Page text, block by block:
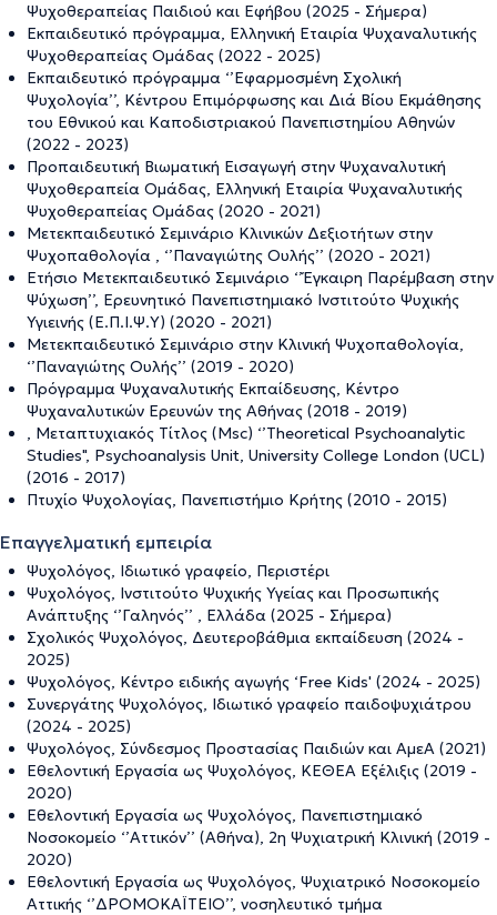
Ψυχοθεραπείας Παιδιού και Εφήβου (2025 - Σήμερα)
Εκπαιδευτικό πρόγραμμα, Ελληνική Εταιρία Ψυχαναλυτικής
Ψυχοθεραπείας Ομάδας (2022 - 2025)
Εκπαιδευτικό πρόγραμμα ‘’Εφαρμοσμένη Σχολική
Ψυχολογία’’, Κέντρου Επιμόρφωσης και Διά Βίου Εκμάθησης
του Εθνικού και Καποδιστριακού Πανεπιστημίου Αθηνών
(2022 - 2023)
Προπαιδευτική Βιωματική Εισαγωγή στην Ψυχαναλυτική
Ψυχοθεραπεία Ομάδας, Ελληνική Εταιρία Ψυχαναλυτικής
Ψυχοθεραπείας Ομάδας (2020 - 2021)
Μετεκπαιδευτικό Σεμινάριο Κλινικών Δεξιοτήτων στην
Ψυχοπαθολογία , ‘’Παναγιώτης Ουλής’’ (2020 - 2021)
Ετήσιο Μετεκπαιδευτικό Σεμινάριο ‘’Έγκαιρη Παρέμβαση στην
Ψύχωση’’, Ερευνητικό Πανεπιστημιακό Ινστιτούτο Ψυχικής
Υγιεινής (Ε.Π.Ι.Ψ.Υ) (2020 - 2021)
Μετεκπαιδευτικό Σεμινάριο στην Κλινική Ψυχοπαθολογία,
‘’Παναγιώτης Ουλής’’ (2019 - 2020)
Πρόγραμμα Ψυχαναλυτικής Εκπαίδευσης, Κέντρο
Ψυχαναλυτικών Ερευνών της Αθήνας (2018 - 2019)
, Μεταπτυχιακός Τίτλος (Msc) ‘’Theoretical Psychoanalytic
Studies", Psychoanalysis Unit, University College London (UCL)
(2016 - 2017)
Πτυχίο Ψυχολογίας, Πανεπιστήμιο Κρήτης (2010 - 2015)
Επαγγελματική εμπειρία
Ψυχολόγος, Ιδιωτικό γραφείο, Περιστέρι
Ψυχολόγος, Ινστιτούτο Ψυχικής Υγείας και Προσωπικής
Ανάπτυξης ‘’Γαληνός’’ , Ελλάδα (2025 - Σήμερα)
Σχολικός Ψυχολόγος, Δευτεροβάθμια εκπαίδευση (2024 -
2025)
Ψυχολόγος, Κέντρο ειδικής αγωγής ‘Free Kids' (2024 - 2025)
Συνεργάτης Ψυχολόγος, Ιδιωτικό γραφείο παιδοψυχιάτρου
(2024 - 2025)
Ψυχολόγος, Σύνδεσμος Προστασίας Παιδιών και ΑμεΑ (2021)
Εθελοντική Εργασία ως Ψυχολόγος, ΚΕΘΕΑ Εξέλιξις (2019 -
2020)
Εθελοντική Εργασία ως Ψυχολόγος, Πανεπιστημιακό
Νοσοκομείο ‘’Αττικόν’’ (Αθήνα), 2η Ψυχιατρική Κλινική (2019 -
2020)
Εθελοντική Εργασία ως Ψυχολόγος, Ψυχιατρικό Νοσοκομείο
Αττικής ‘’ΔΡΟΜΟΚΑΪΤΕΙΟ’’, νοσηλευτικό τμήμα